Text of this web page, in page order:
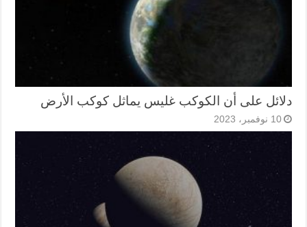
دلائل على أن الكوكب غليس يماثل كوكب الأرض
10 نوفمبر، 2023